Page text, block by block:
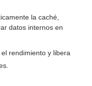
la caché,
datos internos en
rendimiento y libera